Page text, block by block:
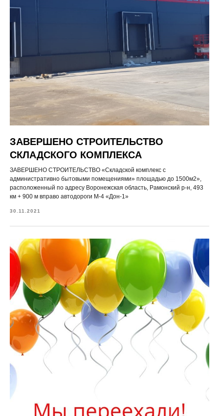
ЗАВЕРШЕНО СТРОИТЕЛЬСТВО
СКЛАДСКОГО КОМПЛЕКСА
ЗАВЕРШЕНО СТРОИТЕЛЬСТВО «Складской комплекс с
административно бытовыми помещениями» площадью до 1500м2»,
расположенный по адресу Воронежская область, Рамонский р-н, 493
км + 900 м вправо автодороги М-4 «Дон-1»
30.11.2021